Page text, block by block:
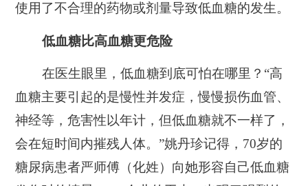
使用了不合理的药物或剂量导致低血糖的发生。
低血糖比高血糖更危险
在医生眼里，低血糖到底可怕在哪里？“高
血糖主要引起的是慢性并发症，慢慢损伤血管、
神经等，危害性以年计，但低血糖就不一样了，
会在短时间内摧残人体。”姚丹珍记得，70岁的
糖尿病患者严师傅（化姓）向她形容自己低血糖